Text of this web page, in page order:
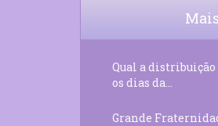
Qual a distribuição
os dias da...
Grande